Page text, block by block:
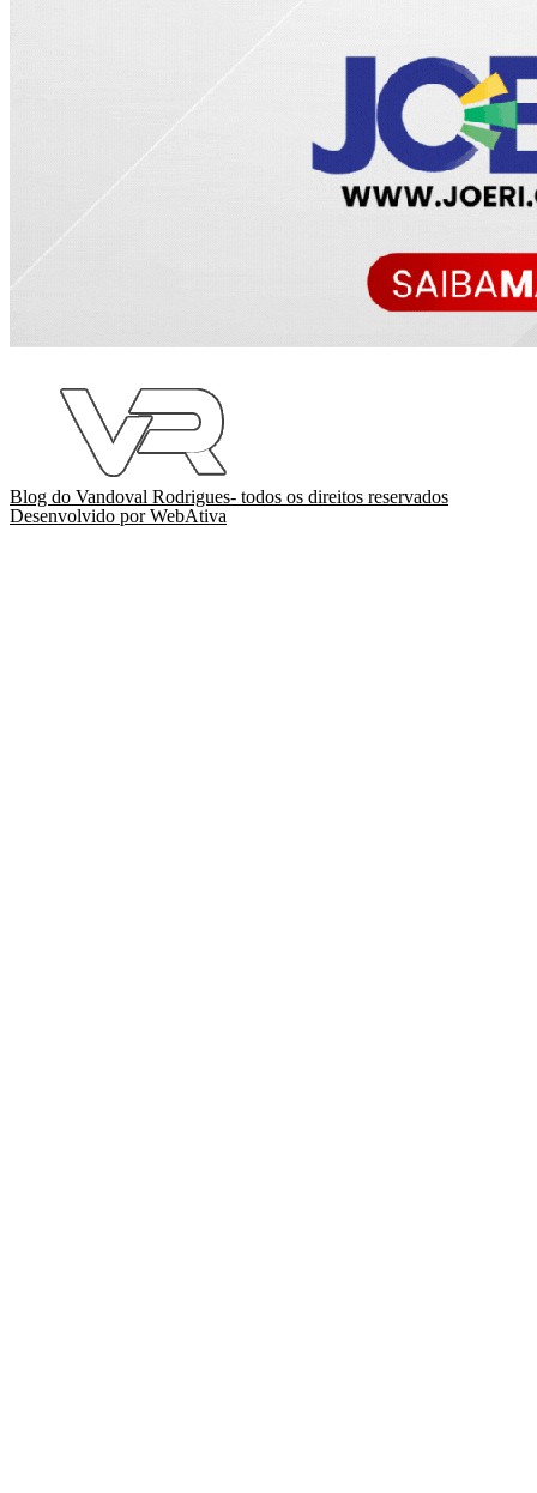
Blog do Vandoval Rodrigues- todos os direitos reservados
Desenvolvido por WebAtiva